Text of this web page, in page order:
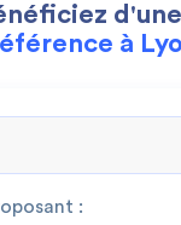
d'une
à
: